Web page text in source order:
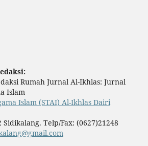
Rumah Jurnal Al-Ikhlas: Jurnal
Islam
Islam (STAI) Al-Ikhlas Dairi
Sidikalang. Telp/Fax: (0627)21248